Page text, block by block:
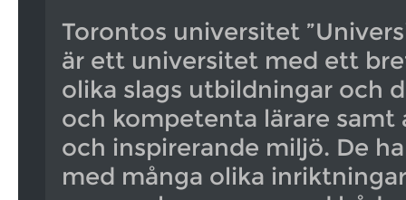
Torontos universitet
är ett universitet med ett
olika slags utbildningar och
och kompetenta lärare samt
och inspirerande miljö. De
med många olika